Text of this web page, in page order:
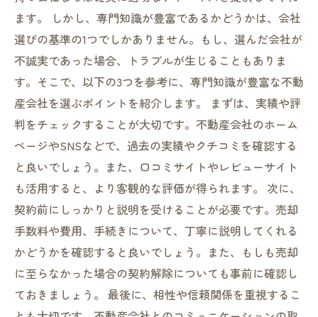
ます。 しかし、専門知識が豊富であるかどうかは、会社
選びの基準の1つでしかありません。もし、選んだ会社が
不誠実であった場合、トラブルが生じることもありま
す。そこで、以下の3つを参考に、専門知識が豊富な不動
産会社を選ぶポイントを紹介します。 まずは、実績や評
判をチェックすることが大切です。不動産会社のホーム
ページやSNSなどで、過去の実績やクチコミを確認する
と良いでしょう。また、口コミサイトやレビューサイト
も活用すると、より客観的な評価が得られます。 次に、
契約前にしっかりと説明を受けることが必要です。売却
手数料や費用、手続きについて、丁寧に説明してくれる
かどうかを確認すると良いでしょう。また、もしも売却
に至らなかった場合の契約解除についても事前に確認し
ておきましょう。 最後に、相性や信頼関係を重視するこ